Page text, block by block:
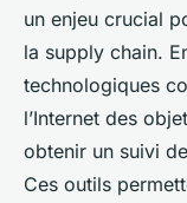
un enjeu crucial
la supply chain.
technologiques
l’Internet des
obtenir un suivi
Ces outils